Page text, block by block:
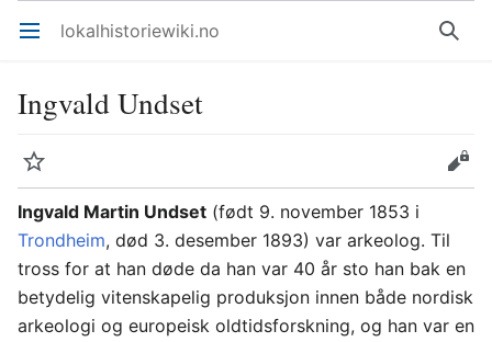
Åpne hovedmenyen lokalhistoriewiki.no Søk
Ingvald Undset
Overvåk
Rediger
Ingvald Martin Undset (født 9. november 1853 i
Trondheim, død 3. desember 1893) var arkeolog. Til
tross for at han døde da han var 40 år sto han bak en
betydelig vitenskapelig produksjon innen både nordisk
arkeologi og europeisk oldtidsforskning, og han var en